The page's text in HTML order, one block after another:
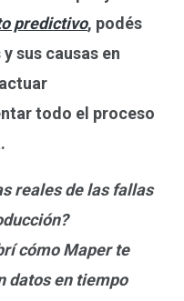
predictivo, podés
sus causas en
todo el proceso
reales de las fallas
cómo Maper te
datos en tiempo